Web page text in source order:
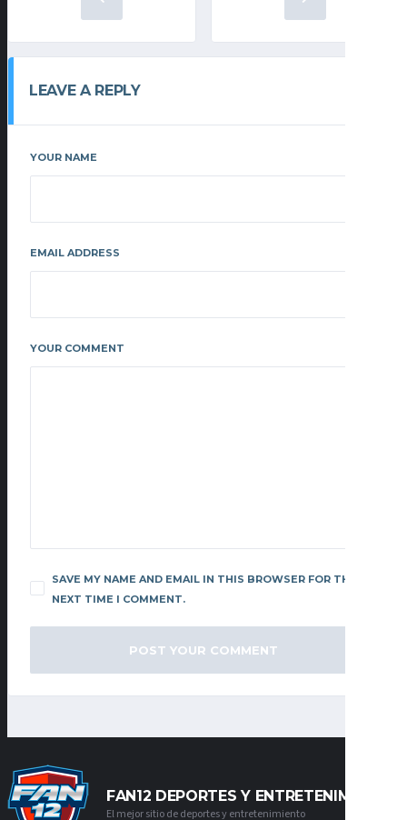
LEAVE A REPLY
YOUR NAME
EMAIL ADDRESS
YOUR COMMENT
SAVE MY NAME AND EMAIL IN THIS BROWSER FOR THE
NEXT TIME I COMMENT.
FAN12 DEPORTES Y ENTRETENIMIENTO
El mejor sitio de deportes y entretenimiento